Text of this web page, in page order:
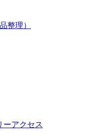
整理）
ーアクセス